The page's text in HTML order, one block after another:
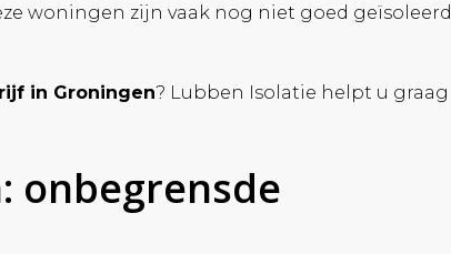
woningen zijn vaak nog niet goed geïsoleerd
in Groningen? Lubben Isolatie helpt u graag
onbegrensde